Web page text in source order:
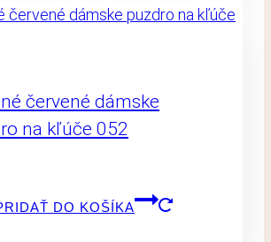
červené dámske
na kľúče 052
DO KOŠÍKA